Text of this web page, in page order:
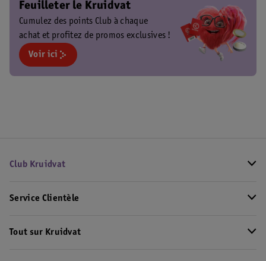
Feuilleter le Kruidvat
Cumulez des points Club à chaque
achat et profitez de promos exclusives !
Voir ici
Club Kruidvat
Service Clientèle
Tout sur Kruidvat